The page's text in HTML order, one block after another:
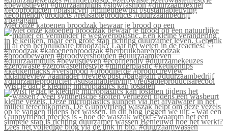
Met onze katoenen broodzak bewaar je brood op een
Wist je dat je kleding microplastics kan loslaten